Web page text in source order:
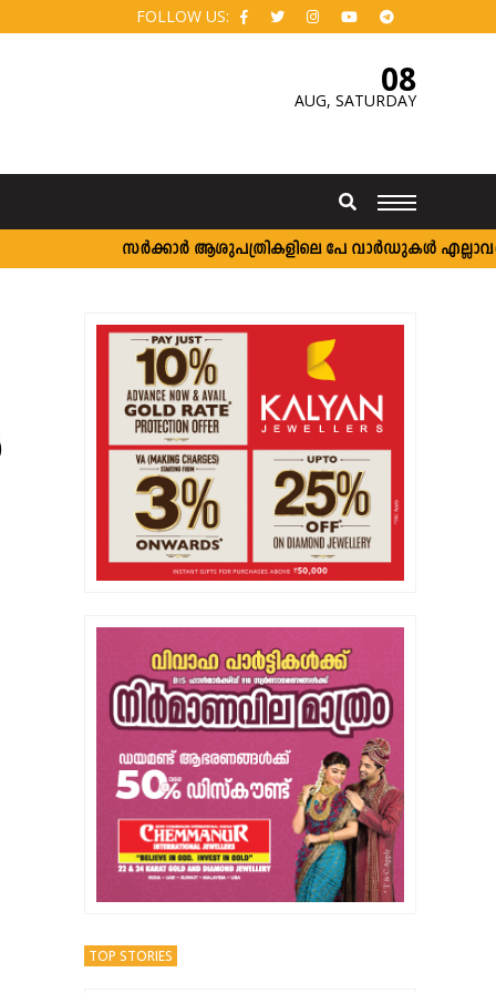
FOLLOW US:
08
AUG, SATURDAY
സർക്കാർ ആശുപത്രികളിലെ പേ വാർഡുകൾ
TOP STORIES